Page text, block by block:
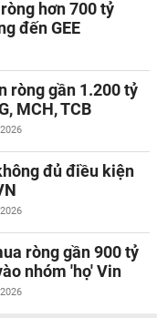
hơn 700 tỷ
đến GEE
ròng gần 1.200 tỷ
MCH, TCB
đủ điều kiện
ròng gần 900 tỷ
nhóm 'họ' Vin